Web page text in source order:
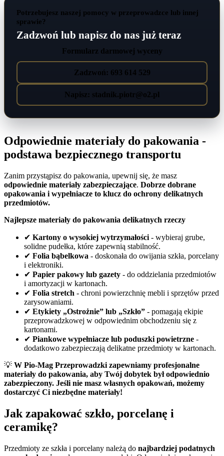
Potrzebujesz naszej pomocy w przeprowadzce lub innej
sprawie?
Zadzwoń lub napisz do nas już teraz
Formularz darmowej wyceny
Zadzwoń: 693 614 529
Napisz: stadnik.piotr@o2.pl
Odpowiednie materiały do pakowania -
podstawa bezpiecznego transportu
Zanim przystąpisz do pakowania, upewnij się, że masz
odpowiednie materiały zabezpieczające. Dobrze dobrane
opakowania i wypełniacze to klucz do ochrony delikatnych
przedmiotów.
Najlepsze materiały do pakowania delikatnych rzeczy
✔ Kartony o wysokiej wytrzymałości - wybieraj grube,
solidne pudełka, które zapewnią stabilność.
✔ Folia bąbelkowa - doskonała do owijania szkła, porcelany
i elektroniki.
✔ Papier pakowy lub gazety - do oddzielania przedmiotów
i amortyzacji w kartonach.
✔ Folia stretch - chroni powierzchnię mebli i sprzętów przed
zarysowaniami.
✔ Etykiety „Ostrożnie” lub „Szkło” - pomagają ekipie
przeprowadzkowej w odpowiednim obchodzeniu się z
kartonami.
✔ Piankowe wypełniacze lub poduszki powietrzne -
dodatkowo zabezpieczają delikatne przedmioty w kartonach.
💡 W Pio-Mag Przeprowadzki zapewniamy profesjonalne
materiały do pakowania, aby Twój dobytek był odpowiednio
zabezpieczony. Jeśli nie masz własnych opakowań, możemy
dostarczyć Ci niezbędne materiały!
Jak zapakować szkło, porcelanę i
ceramikę?
Przedmioty ze szkła i porcelany należą do najbardziej podatnych